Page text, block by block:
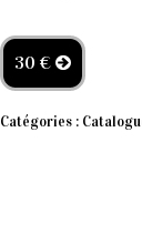
30 €
Catégories :